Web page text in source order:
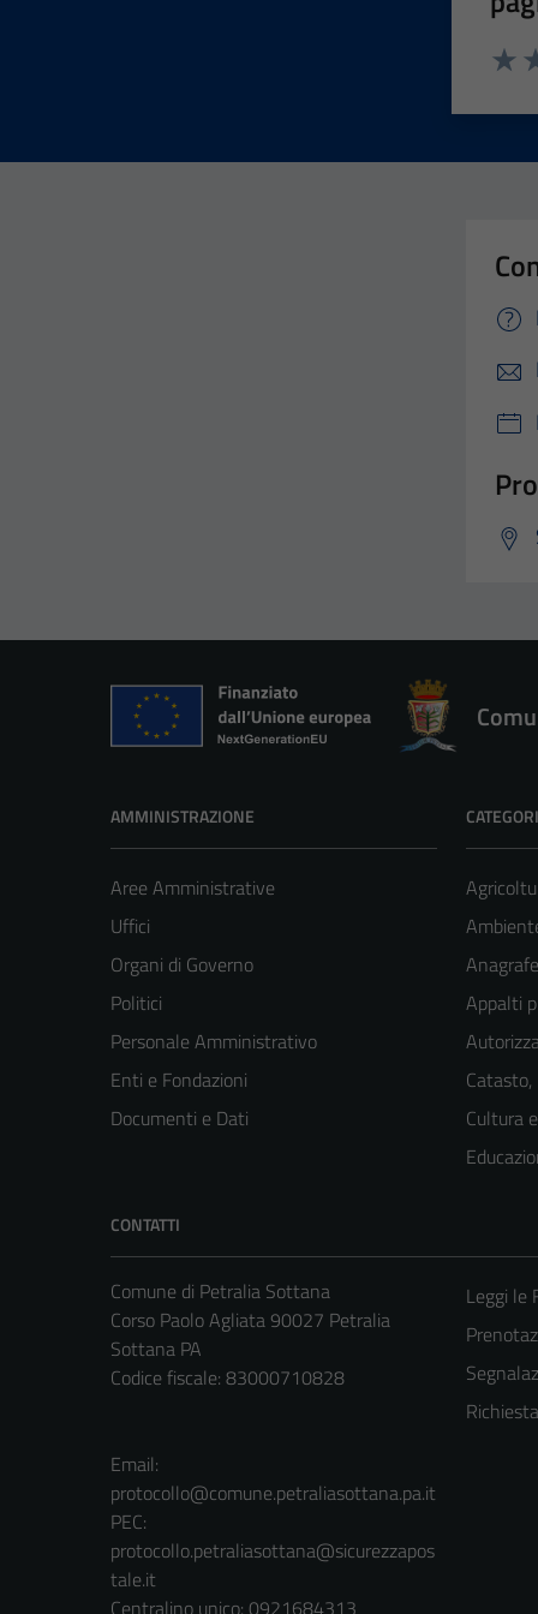
AMMINISTRAZIONE
Aree Amministrative
Uffici
Organi di Governo
Politici
Personale Amministrativo
Enti e Fondazioni
Documenti e Dati
Appalti
Cultura
CONTATTI
Comune di Petralia Sottana
Corso Paolo Agliata 90027 Petralia
Sottana PA
Codice fiscale: 83000710828
Email:
protocollo@comune.petraliasottana.pa.it
PEC:
protocollo.petraliasottana@sicurezzapos
tale.it
Leggi le